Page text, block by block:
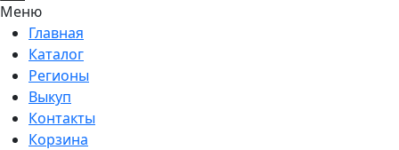
Меню
Главная
Каталог
Регионы
Выкуп
Контакты
Корзина